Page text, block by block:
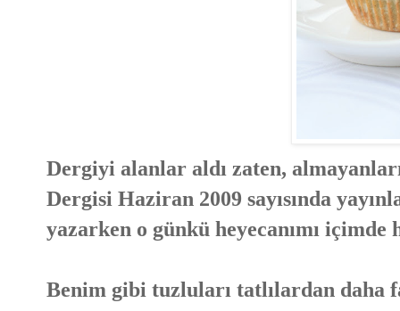
Dergiyi alanlar aldı zaten,
Dergisi Haziran 2009 sayısında
yazarken o günkü heyecanımı
Benim gibi tuzluları tatlılardan daha